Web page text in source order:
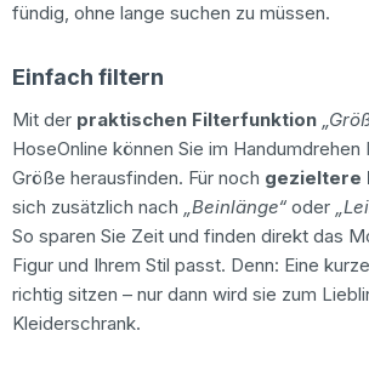
fündig, ohne lange suchen zu müssen.
Einfach filtern
Mit der praktischen Filterfunktion
HoseOnline können Sie im Handumdrehen
Größe herausfinden. Für noch gezieltere
sich zusätzlich nach „Beinlänge“ oder
So sparen Sie Zeit und finden direkt das
Figur und Ihrem Stil passt. Denn: Eine
richtig sitzen – nur dann wird sie zum
Kleiderschrank.